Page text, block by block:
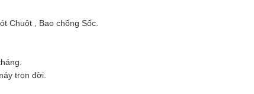
Chuột , Bao chống Sốc.
trọn đời.